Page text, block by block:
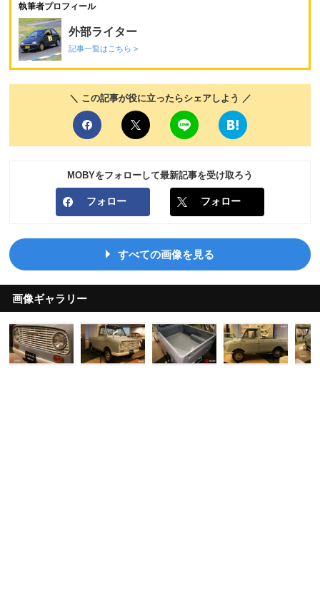
執筆者プロフィール
外部ライター
記事一覧はこちら >
＼ この記事が役に立ったらシェアしよう ／
MOBYをフォローして最新記事を受け取ろう
フォロー フォロー
すべての画像を見る
画像ギャラリー